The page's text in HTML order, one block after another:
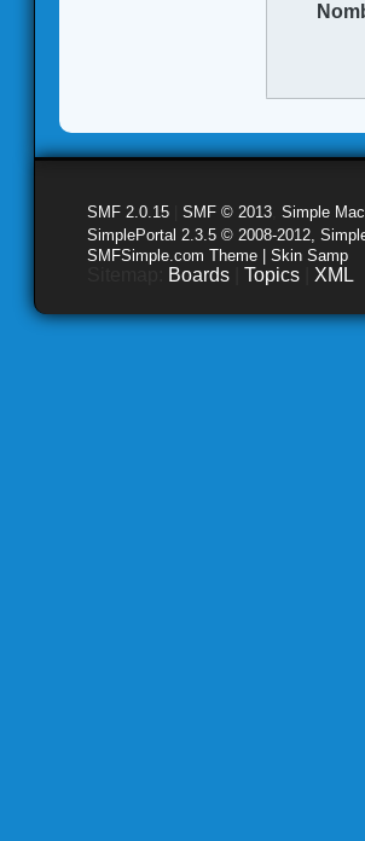
SMF 2.0.15 SMF © 2013 Simple
SimplePortal 2.3.5 © 2008-2012,
SMFSimple.com Theme | Skin Samp
Boards Topics XML